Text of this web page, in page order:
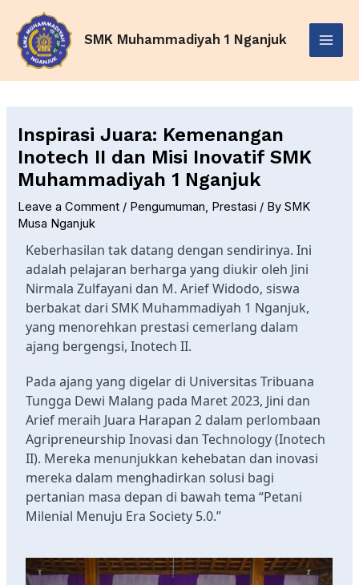
content
SMK Muhammadiyah 1 Nganjuk
Menu
Inspirasi Juara: Kemenangan
Inotech II dan Misi Inovatif SMK
Muhammadiyah 1 Nganjuk
Leave a Comment / Pengumuman, Prestasi / BySMK
Musa Nganjuk
Keberhasilan tak datang dengan sendirinya. Ini
adalah pelajaran berharga yang diukir oleh Jini
Nirmala Zulfayani dan M. Arief Widodo, siswa
berbakat dari SMK Muhammadiyah 1 Nganjuk,
yang menorehkan prestasi cemerlang dalam
ajang bergengsi, Inotech II.
Pada ajang yang digelar di Universitas Tribuana
Tungga Dewi Malang pada Maret 2023, Jini dan
Arief meraih Juara Harapan 2 dalam perlombaan
Agripreneurship Inovasi dan Technology (Inotech
II). Mereka menunjukkan kehebatan dan inovasi
mereka dalam menghadirkan solusi bagi
pertanian masa depan di bawah tema “Petani
Milenial Menuju Era Society 5.0.”
navigation